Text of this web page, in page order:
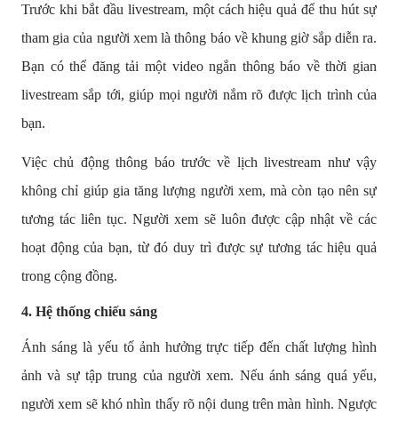
Trước khi bắt đầu livestream, một cách hiệu quả để thu hút sự
tham gia của người xem là thông báo về khung giờ sắp diễn ra.
Bạn có thể đăng tải một video ngắn thông báo về thời gian
livestream sắp tới, giúp mọi người nắm rõ được lịch trình của
bạn.
Việc chủ động thông báo trước về lịch livestream như vậy
không chỉ giúp gia tăng lượng người xem, mà còn tạo nên sự
tương tác liên tục. Người xem sẽ luôn được cập nhật về các
hoạt động của bạn, từ đó duy trì được sự tương tác hiệu quả
trong cộng đồng.
4. Hệ thống chiếu sáng
Ánh sáng là yếu tố ảnh hưởng trực tiếp đến chất lượng hình
ảnh và sự tập trung của người xem. Nếu ánh sáng quá yếu,
người xem sẽ khó nhìn thấy rõ nội dung trên màn hình. Ngược